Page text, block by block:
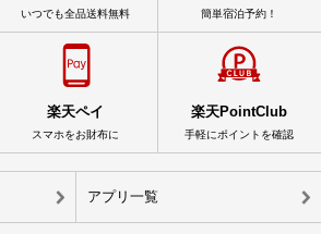
いつでも全品送料無料 簡単宿泊予約！
楽天ペイ
スマホをお財布に
楽天PointClub
手軽にポイントを確認
アプリ一覧